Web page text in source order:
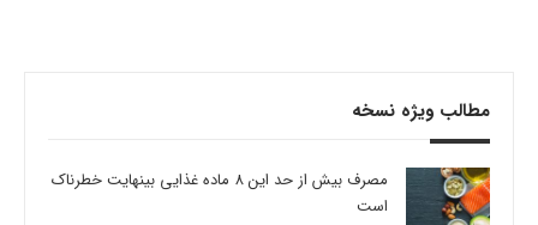
مطالب ویژه نسخه
مصرف بیش از حد این 8 ماده غذایی بینهایت خطرناک
است